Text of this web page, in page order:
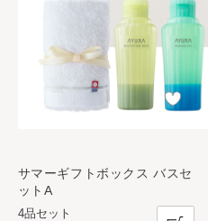
サマーギフトボックス バスセ
ットA
4品セット